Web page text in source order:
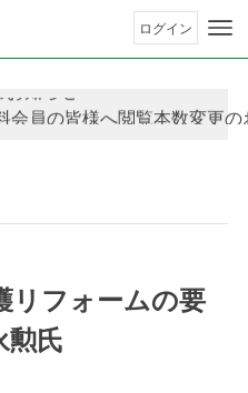
ログイン
会員の皆様へ閲覧本数変更
会員の皆様へ閲覧本数変更
リフォームの要
氏